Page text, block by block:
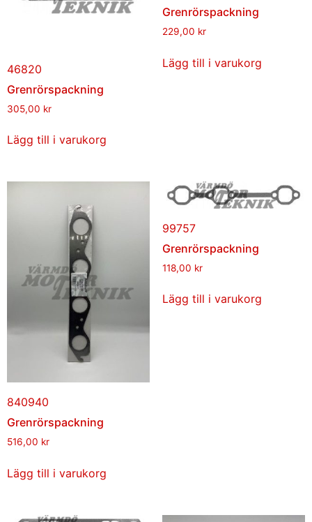
46820
Grenrörspackning
305,00 kr
Lägg till i varukorg
Grenrörspackning
229,00 kr
Lägg till i varukorg
840940
Grenrörspackning
516,00 kr
Lägg till i varukorg
99757
Grenrörspackning
118,00 kr
Lägg till i varukorg